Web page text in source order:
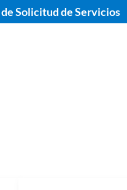
Solicitud de Servicios